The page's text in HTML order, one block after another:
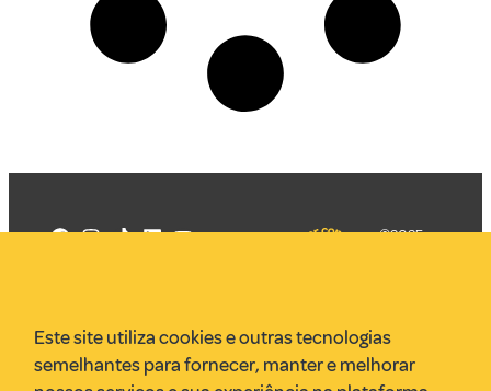
VR Assessoria
Parcerias
©2025
Este site utiliza cookies e outras tecnologias
semelhantes para fornecer, manter e melhorar